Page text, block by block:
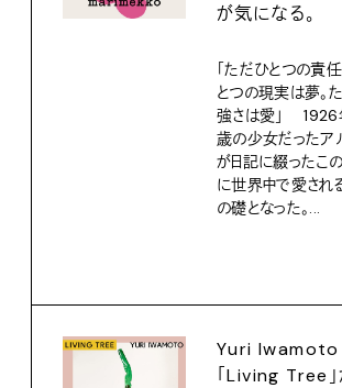
が気になる。
「ただひとつの責
とつの現実は夢。
強さは愛」 1926
歳の少女だったア
が日記に綴ったこ
に世界中で愛される
の礎となった。...
Yuri Iwamoto
「Living Tree